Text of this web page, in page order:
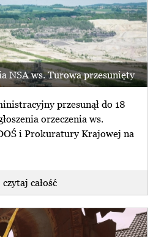
NSA ws. Turowa przesunięty
przesunął do 18
orzeczenia ws.
i Prokuratury Krajowej na
czytaj całość